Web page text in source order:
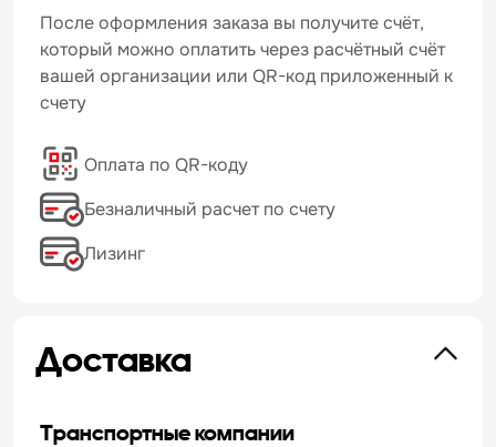
После оформления заказа вы получите счёт,
который можно оплатить через расчётный счёт
вашей организации или QR-код приложенный к
счету
Оплата по QR-коду
Безналичный расчет по счету
Лизинг
Доставка
Транспортные компании